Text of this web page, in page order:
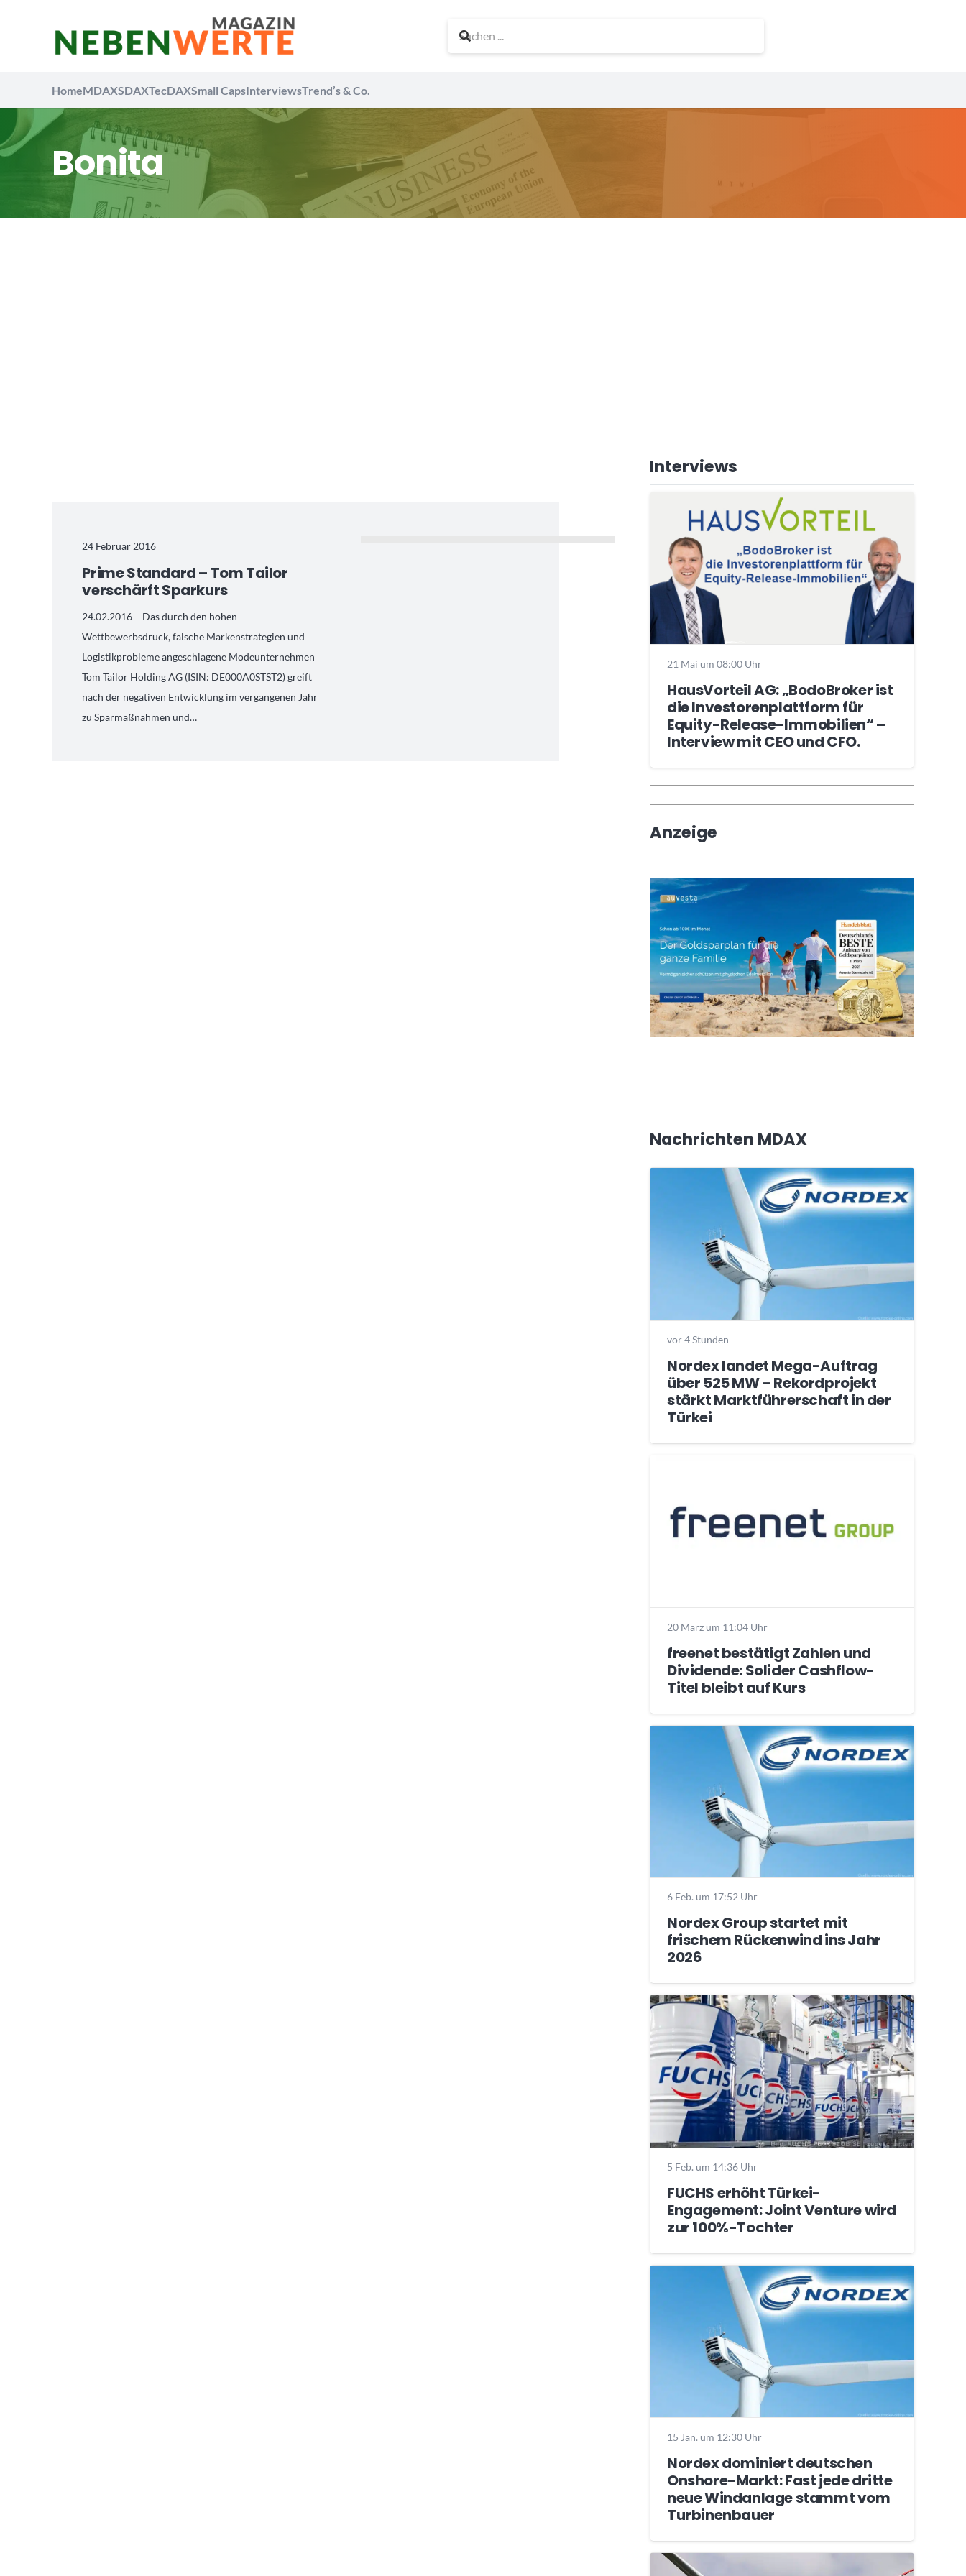
HomeMDAXSDAXTecDAXSmall CapsInterviewsTrend’s & Co.
Bonita
24 Februar 2016
Prime Standard – Tom Tailor
verschärft Sparkurs
24.02.2016 – Das durch den hohen
Wettbewerbsdruck, falsche Markenstrategien und
Logistikprobleme angeschlagene Modeunternehmen
Tom Tailor Holding AG (ISIN: DE000A0STST2) greift
nach der negativen Entwicklung im vergangenen Jahr
zu Sparmaßnahmen und…
Interviews
21 Mai um 08:00 Uhr
HausVorteil AG: „BodoBroker ist
die Investorenplattform für
Equity-Release-Immobilien“ –
Interview mit CEO und CFO.
Wochenrückblick
Trendthemen
Anzeige
Nachrichten MDAX
vor 4 Stunden
Nordex landet Mega-Auftrag
über 525 MW – Rekordprojekt
stärkt Marktführerschaft in der
Türkei
20 März um 11:04 Uhr
freenet bestätigt Zahlen und
Dividende: Solider Cashflow-
Titel bleibt auf Kurs
6 Feb. um 17:52 Uhr
Nordex Group startet mit
frischem Rückenwind ins Jahr
2026
5 Feb. um 14:36 Uhr
FUCHS erhöht Türkei-
Engagement: Joint Venture wird
zur 100%-Tochter
15 Jan. um 12:30 Uhr
Nordex dominiert deutschen
Onshore-Markt: Fast jede dritte
neue Windanlage stammt vom
Turbinenbauer